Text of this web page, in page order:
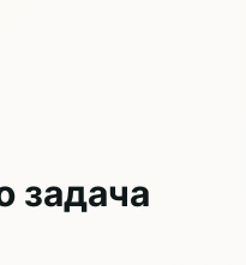
задача